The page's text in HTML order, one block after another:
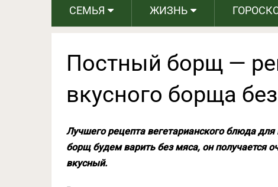
СЕМЬЯ ЖИЗНЬ
Постный борщ —
вкусного борща
Лучшего рецепта вегетарианского блюда
борщ будем варить без мяса, он получается
вкусный.